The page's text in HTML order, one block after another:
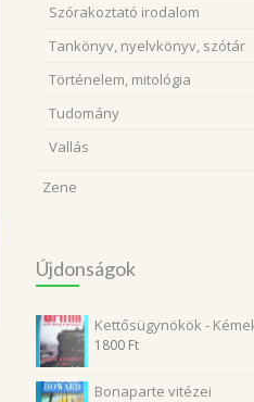
Szórakoztató irodalom
Tankönyv, nyelvkönyv, szótár
Történelem, mitológia
Tudomány
Vallás
Zene
Újdonságok
Kettősügynökök -
1800 Ft
Bonaparte vitézei